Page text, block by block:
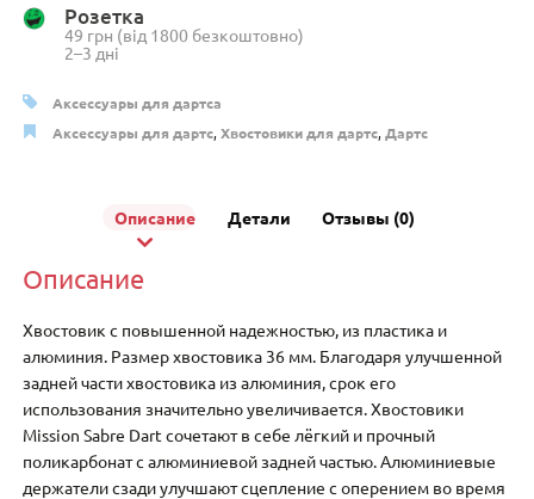
шт.)
Розетка
49 грн (від 1800 безкоштовно)
2–3 дні
Аксессуары для дартса
Аксессуары для дартс,Хвостовики для дартс,Дартс
Описание Детали Отзывы (0)
Описание
Хвостовик с повышенной надежностью, из пластика и
алюминия. Размер хвостовика 36 мм. Благодаря улучшенной
задней части хвостовика из алюминия, срок его
использования значительно увеличивается. Хвостовики
Mission Sabre Dart сочетают в себе лёгкий и прочный
поликарбонат с алюминиевой задней частью. Алюминиевые
держатели сзади улучшают сцепление с оперением во время